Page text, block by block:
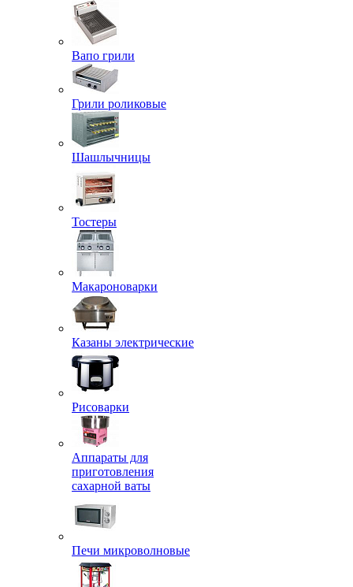
Вапо грили
Грили роликовые
Шашлычницы
Тостеры
Макароноварки
Казаны электрические
Рисоварки
Аппараты для
приготовления
сахарной ваты
Печи микроволновые